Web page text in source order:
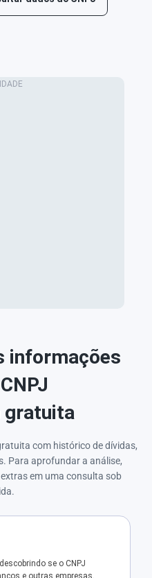
informações
gratuita
com histórico de dívidas,
Para aprofundar a análise,
em uma consulta sob
se o CNPJ